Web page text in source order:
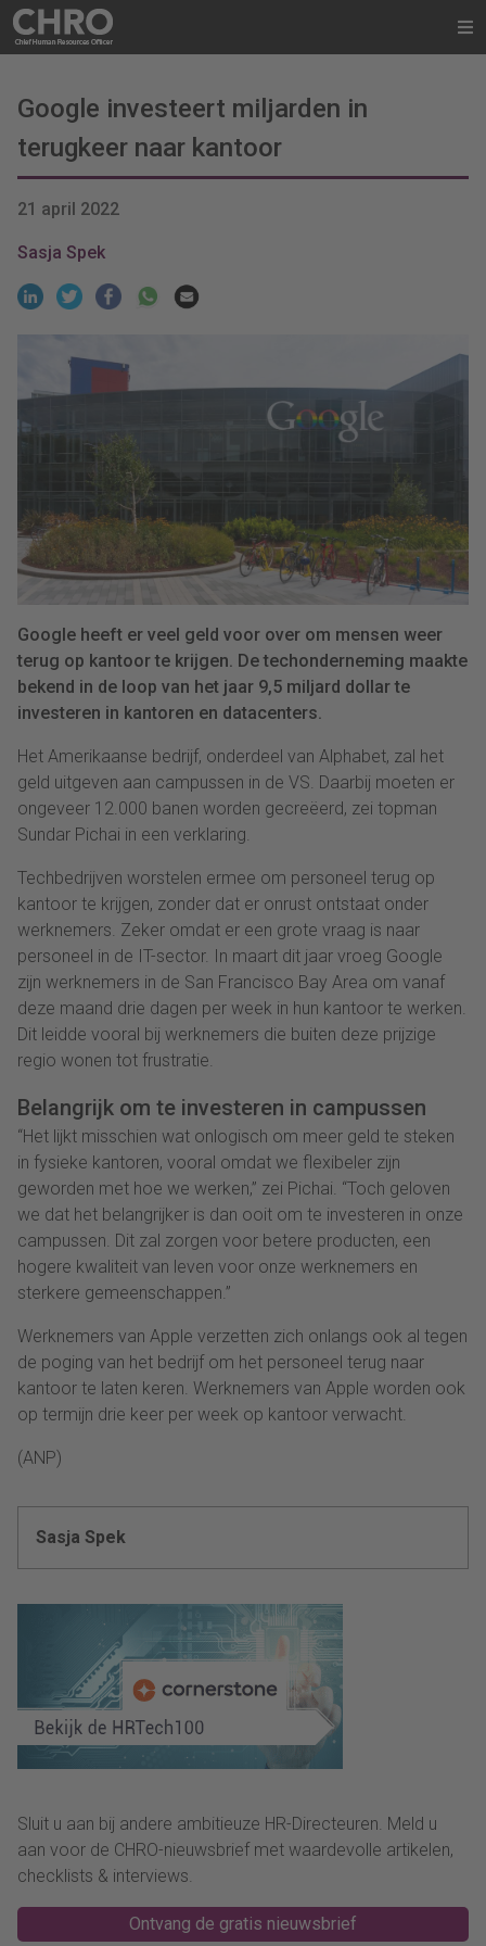
Google investeert miljarden in
terugkeer naar kantoor
21 april 2022
Sasja Spek
Google heeft er veel geld voor over om mensen weer
terug op kantoor te krijgen. De techonderneming maakte
bekend in de loop van het jaar 9,5 miljard dollar te
investeren in kantoren en datacenters.
Het Amerikaanse bedrijf, onderdeel van Alphabet, zal het
geld uitgeven aan campussen in de VS. Daarbij moeten er
ongeveer 12.000 banen worden gecreëerd, zei topman
Sundar Pichai in een verklaring.
Techbedrijven worstelen ermee om personeel terug op
kantoor te krijgen, zonder dat er onrust ontstaat onder
werknemers. Zeker omdat er een grote vraag is naar
personeel in de IT-sector. In maart dit jaar vroeg Google
zijn werknemers in de San Francisco Bay Area om vanaf
deze maand drie dagen per week in hun kantoor te werken.
Dit leidde vooral bij werknemers die buiten deze prijzige
regio wonen tot frustratie.
Belangrijk om te investeren in campussen
“Het lijkt misschien wat onlogisch om meer geld te steken
in fysieke kantoren, vooral omdat we flexibeler zijn
geworden met hoe we werken,” zei Pichai. “Toch geloven
we dat het belangrijker is dan ooit om te investeren in onze
campussen. Dit zal zorgen voor betere producten, een
hogere kwaliteit van leven voor onze werknemers en
sterkere gemeenschappen.”
Werknemers van Apple verzetten zich onlangs ook al tegen
de poging van het bedrijf om het personeel terug naar
kantoor te laten keren. Werknemers van Apple worden ook
op termijn drie keer per week op kantoor verwacht.
(ANP)
Sasja Spek
Sluit u aan bij andere ambitieuze HR-Directeuren. Meld u
aan voor de CHRO-nieuwsbrief met waardevolle artikelen,
checklists & interviews.
Ontvang de gratis nieuwsbrief